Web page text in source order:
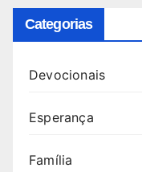
Categorias
Devocionais
Esperança
Família